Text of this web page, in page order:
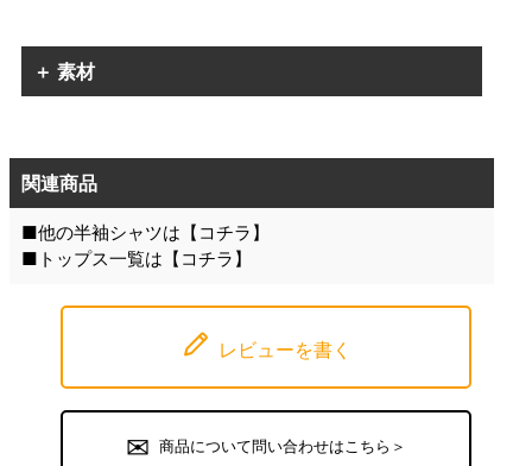
＋ 素材
関連商品
■他の半袖シャツは【 コチラ 】
■トップス一覧は【 コチラ 】
レビューを書く
商品について問い合わせはこちら＞